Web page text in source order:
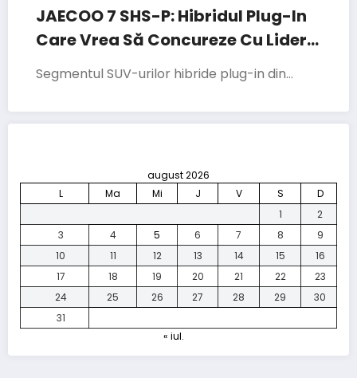
JAECOO 7 SHS-P: Hibridul Plug-In
Care Vrea Să Concureze Cu Liderii
Segmentului
Segmentul SUV-urilor hibride plug-in din…
august 2026
L
Ma Mi J V S
D
1
2
3
4 5 6 7 8
9
10
11 12 13 14 15
16
17
18 19 20 21 22
23
24
25 26 27 28 29
30
31
« iul.